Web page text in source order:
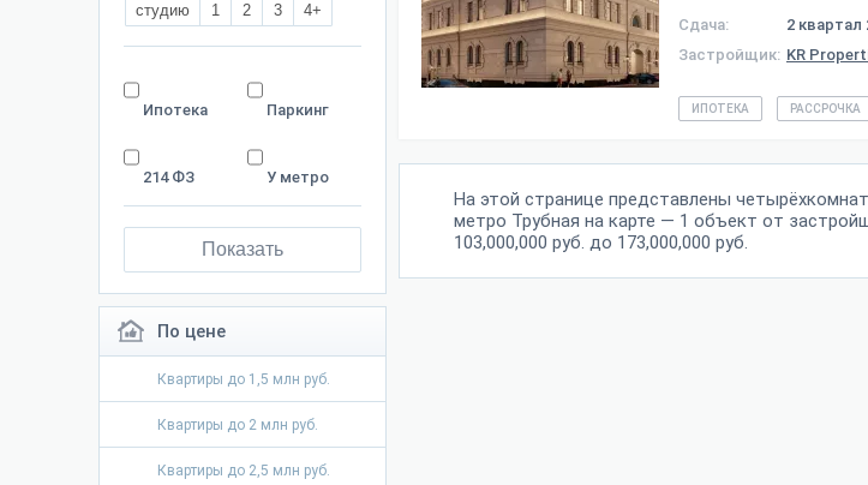
студию 1 2 3 4+
Ипотека Паркинг
214 ФЗ У метро
Показать
По цене
Квартиры до 1,5 млн руб.
Квартиры до 2 млн руб.
Квартиры до 2,5 млн руб.
Сдача:
2 квартал
Застройщик: KR
ИПОТЕКА РАССРОЧКА
На этой странице представлены
метро Трубная на карте — 1 объект от
103,000,000 руб. до 173,000,000 руб.